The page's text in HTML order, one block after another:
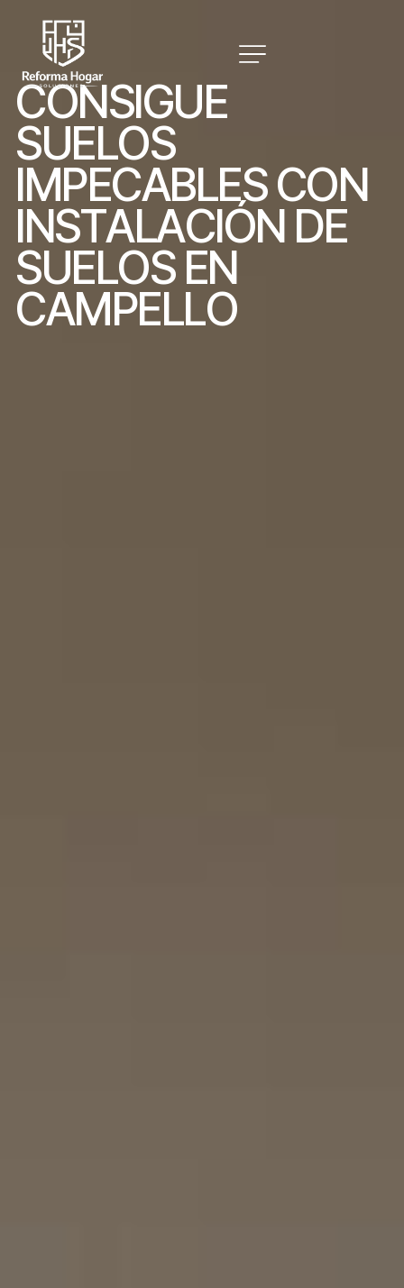
CONSIGUE
SUELOS
IMPECABLES CON
INSTALACIÓN DE
SUELOS EN
CAMPELLO